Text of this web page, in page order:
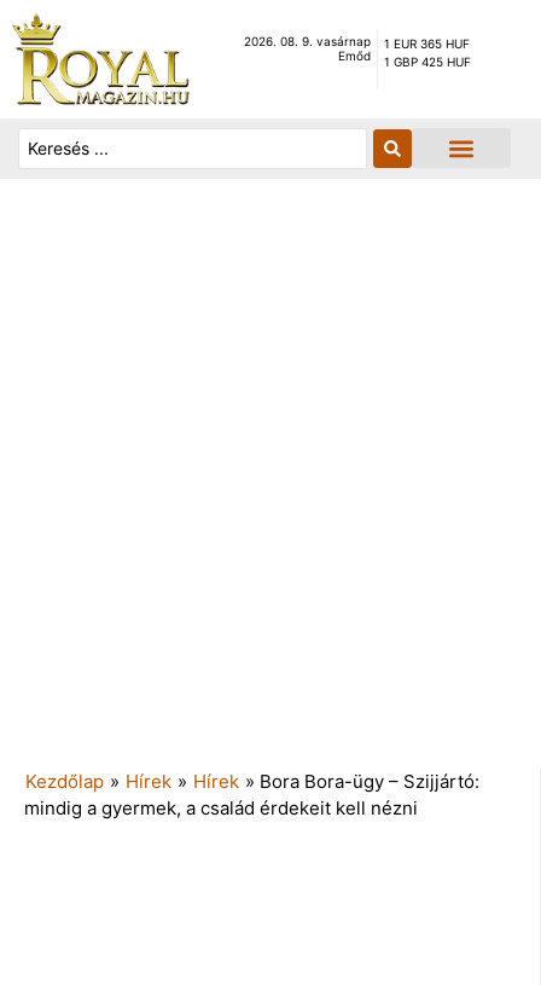
2026. 08. 9. vasárnap
Emőd
1 EUR 365 HUF
1 GBP 425 HUF
Kezdőlap » Hírek » Hírek » Bora Bora-ügy – Szijjártó:
mindig a gyermek, a család érdekeit kell nézni